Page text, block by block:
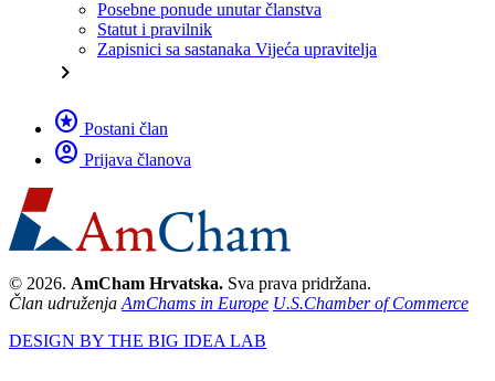
Posebne ponude unutar članstva
Statut i pravilnik
Zapisnici sa sastanaka Vijeća upravitelja
chevron_right
stars Postani član
account_circle Prijava članova
© 2026. AmCham Hrvatska. Sva prava pridržana.
Član udruženja AmChams in Europe U.S.Chamber of Commerce
DESIGN BY THE BIG IDEA LAB